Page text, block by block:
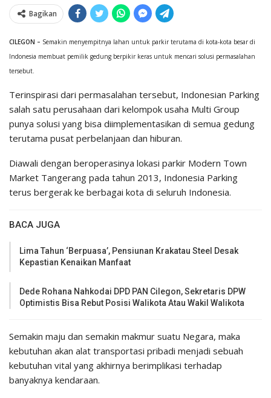
Bagikan
CILEGON – Semakin menyempitnya lahan untuk parkir terutama di kota-kota besar di
Indonesia membuat pemilik gedung berpikir keras untuk mencari solusi permasalahan
tersebut.
Terinspirasi dari permasalahan tersebut, Indonesian Parking
salah satu perusahaan dari kelompok usaha Multi Group
punya solusi yang bisa diimplementasikan di semua gedung
terutama pusat perbelanjaan dan hiburan.
Diawali dengan beroperasinya lokasi parkir Modern Town
Market Tangerang pada tahun 2013, Indonesia Parking
terus bergerak ke berbagai kota di seluruh Indonesia.
BACA JUGA
Lima Tahun ‘Berpuasa’, Pensiunan Krakatau Steel Desak
Kepastian Kenaikan Manfaat
Dede Rohana Nahkodai DPD PAN Cilegon, Sekretaris DPW
Optimistis Bisa Rebut Posisi Walikota Atau Wakil Walikota
Semakin maju dan semakin makmur suatu Negara, maka
kebutuhan akan alat transportasi pribadi menjadi sebuah
kebutuhan vital yang akhirnya berimplikasi terhadap
banyaknya kendaraan.